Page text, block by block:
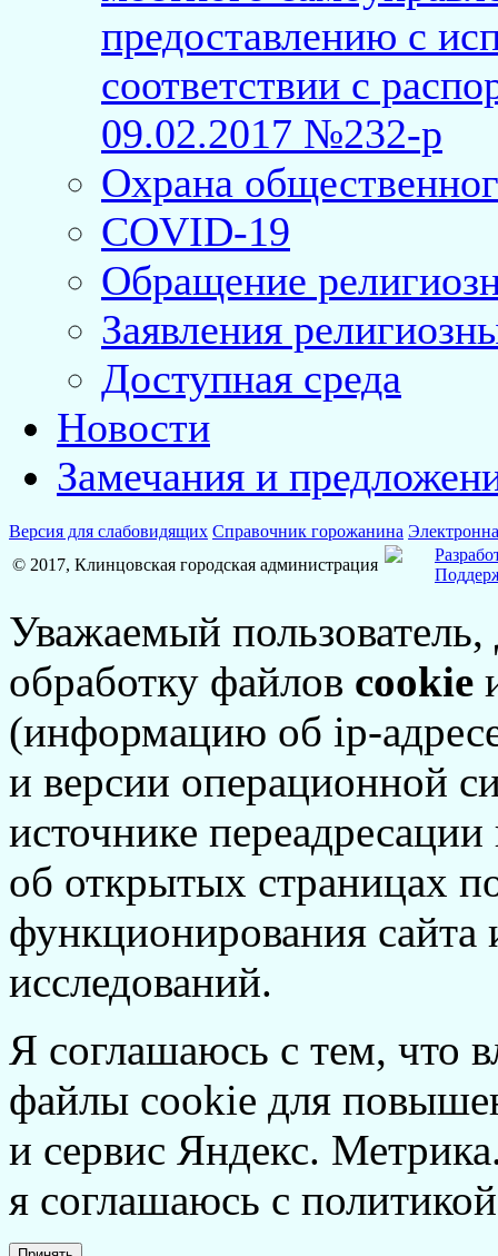
предоставлению с
соответствии с
09.02.2017 №232-р
Охрана
COVID-19
Обращение
Заявления
Доступная среда
Новости
Замечания и
Версия для слабовидящих Справочник горожанина
© 2017, Клинцовская городская администрация
Уважаемый
обработку файлов cookie
(информацию об ip-
и версии операционной
источнике переадресации
об открытых страницах
функционирования сайта
исследований.
Я соглашаюсь с тем, что
файлы cookie для
и сервис Яндекс.
я соглашаюсь с